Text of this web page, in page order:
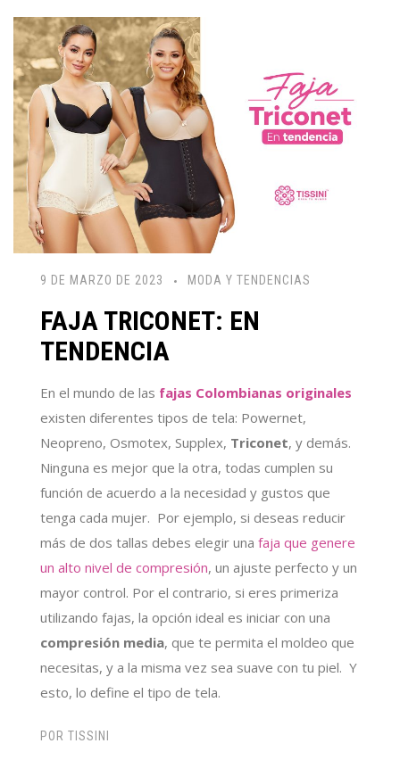
9 DE MARZO DE 2023 MODA Y TENDENCIAS
FAJA TRICONET: EN
TENDENCIA
En el mundo de las fajas Colombianas originales
existen diferentes tipos de tela: Powernet,
Neopreno, Osmotex, Supplex, Triconet, y demás.
Ninguna es mejor que la otra, todas cumplen su
función de acuerdo a la necesidad y gustos que
tenga cada mujer. Por ejemplo, si deseas reducir
más de dos tallas debes elegir una faja que genere
un alto nivel de compresión, un ajuste perfecto y un
mayor control. Por el contrario, si eres primeriza
utilizando fajas, la opción ideal es iniciar con una
compresión media, que te permita el moldeo que
necesitas, y a la misma vez sea suave con tu piel. Y
esto, lo define el tipo de tela.
POR TISSINI